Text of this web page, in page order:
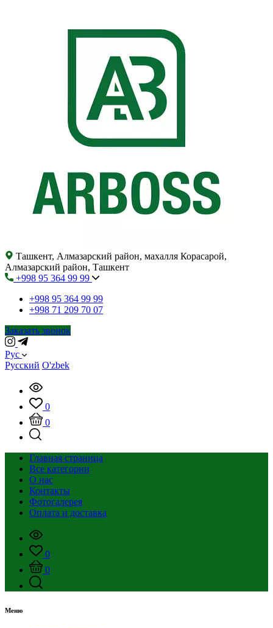
Ташкент, Алмазарский район, махалля Корасарой,
Алмазарский район, Ташкент
+998 95 364 99 99
+998 95 364 99 99
+998 71 209 70 07
Заказать звонок
Рус
Русский O'zbek
0
0
Главная страница
Все категории
О нас
Контакты
Фотогалерея
Оплата и доставка
0
0
Меню